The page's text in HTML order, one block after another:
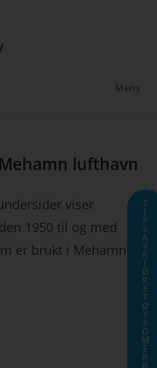
Meny
lufthavn
viser
1950 til og med
er brukt i Mehamn
T
I
P
S
A
V
K
J
Ø
R
E
T
Ø
Y
S
O
M
E
R
B